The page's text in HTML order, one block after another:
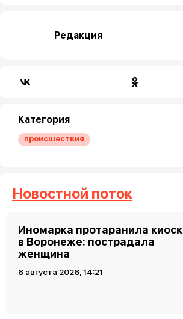
Редакция
Категория
происшествия
Новостной поток
Иномарка протаранила киоск
в Воронеже: пострадала
женщина
8 августа 2026, 14:21